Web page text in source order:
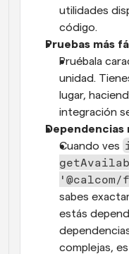
utilidades
código.
Pruebas más
Pruébala
unidad.
lugar,
integración
Dependencias
Cuando ves
sabes
estás
complejas,